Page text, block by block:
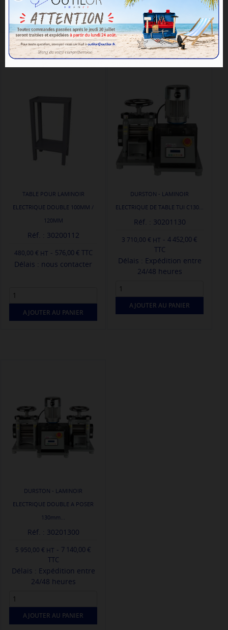
AJOUTER AU PANIER
TABLE POUR LAMINOIR
ELECTRIQUE DOUBLE 100MM /
120MM
Réf. : 30200112
480,00 € - 576,00 € TTC
Délais : nous contacter
AJOUTER AU PANIER
DURSTON - LAMINOIR
ELECTRIQUE DE TABLE TUI C130...
Réf. : 30201130
3 710,00 € - 4 452,00 €
TTC
Délais : Expédition entre
24/48 heures
AJOUTER AU PANIER
DURSTON - LAMINOIR
ELECTRIQUE DOUBLE A POSER
130mm...
Réf. : 30201300
5 950,00 € - 7 140,00 €
TTC
Délais : Expédition entre
24/48 heures
AJOUTER AU PANIER